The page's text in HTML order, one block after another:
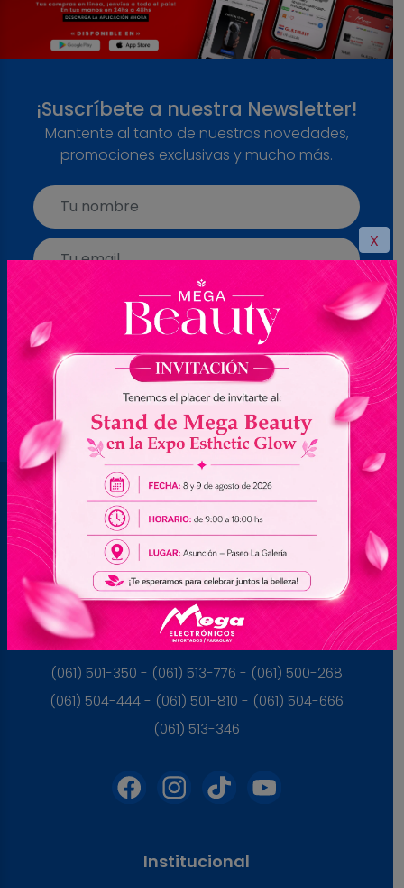
X
¡Suscríbete a nuestra Newsletter!
Mantente al tanto de nuestras novedades,
promociones exclusivas y mucho más.
Brasil
(045) 3528-9053 - (045) 3528-8462
(045) 3025-7072 - (045) 3025-7736
(045) 3025-7713
Paraguay
(061) 501-350 - (061) 513-776 - (061) 500-268
(061) 504-444 - (061) 501-810 - (061) 504-666
(061) 513-346
Institucional